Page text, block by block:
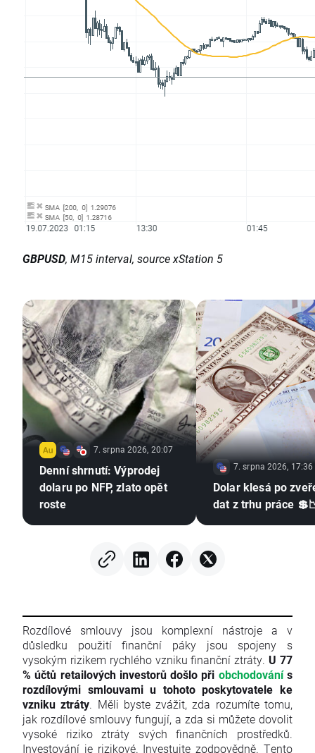
GBPUSD, M15 interval, source xStation 5
7. srpna 2026, 20:07
Denní shrnutí: Výprodej
dolaru po NFP, zlato opět
roste
7. srpna 2026, 17:36
Dolar klesá po
dat z trhu práce
Rozdílové smlouvy jsou komplexní nástroje a v
důsledku použití finanční páky jsou spojeny s
vysokým rizikem rychlého vzniku finanční ztráty. U 77
% účtů retailových investorů došlo při obchodovánís
rozdílovými smlouvami u tohoto poskytovatele ke
vzniku ztráty. Měli byste zvážit, zda rozumíte tomu,
jak rozdílové smlouvy fungují, a zda si můžete dovolit
vysoké riziko ztráty svých finančních prostředků.
Investování je rizikové. Investujte zodpovědně. Tento